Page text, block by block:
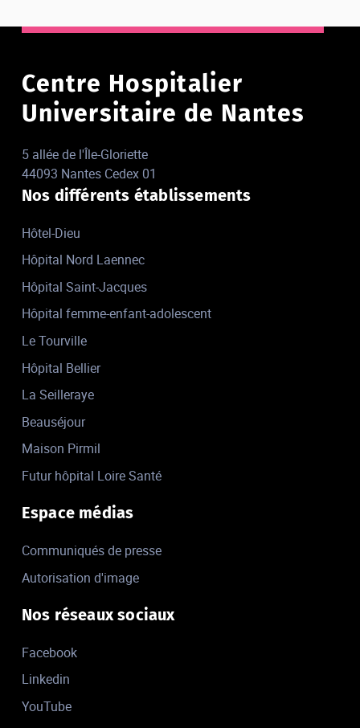
Centre Hospitalier
Universitaire de Nantes
5 allée de l'Île-Gloriette
44093 Nantes Cedex 01
Nos différents établissements
Hôtel-Dieu
Hôpital Nord Laennec
Hôpital Saint-Jacques
Hôpital femme-enfant-adolescent
Le Tourville
Hôpital Bellier
La Seilleraye
Beauséjour
Maison Pirmil
Futur hôpital Loire Santé
Espace médias
Communiqués de presse
Autorisation d'image
Nos réseaux sociaux
Facebook
Linkedin
YouTube